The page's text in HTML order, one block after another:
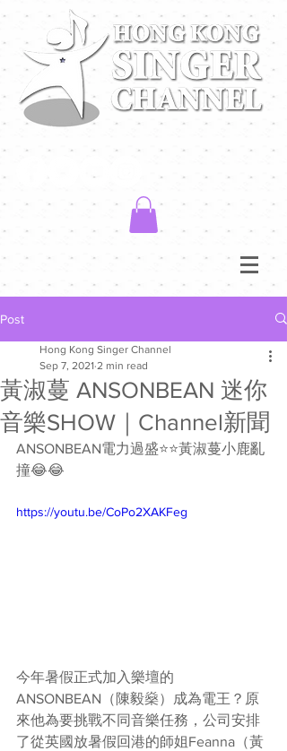
Post
黃淑蔓 ANSONBEAN 迷你
音樂SHOW｜Channel新聞
Hong Kong Singer Channel
Sep 7, 2021 2 min read
ANSONBEAN電力過盛⭐️⭐️黃淑蔓小鹿亂
撞😂😂
https://youtu.be/CoPo2XAKFeg
今年暑假正式加入樂壇的
ANSONBEAN（陳毅燊）成為電王？原
來他為要挑戰不同音樂任務，公司安排
了從英國放暑假回港的師姐Feanna（黃